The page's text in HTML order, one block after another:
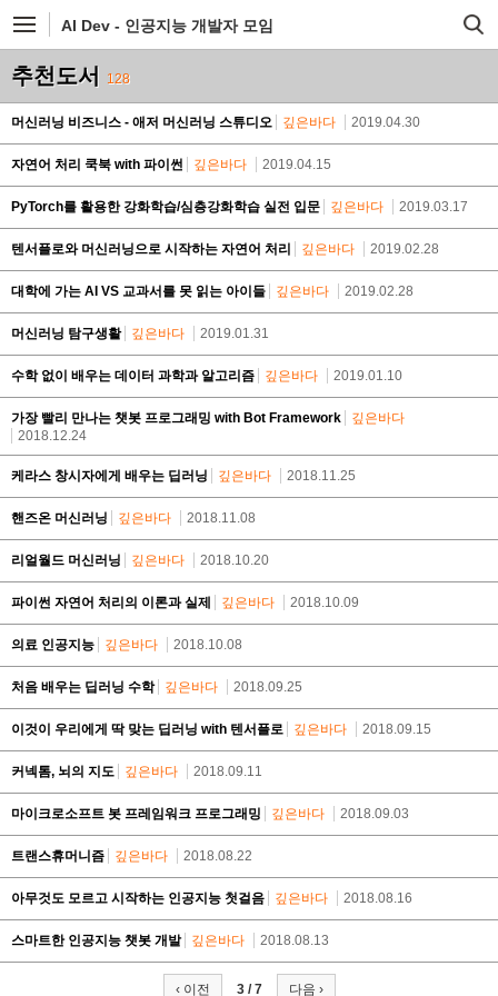
AI Dev - 인공지능 개발자 모임
추천도서 128
머신러닝 비즈니스 - 애저 머신러닝 스튜디오 깊은바다 2019.04.30
자연어 처리 쿡북 with 파이썬 깊은바다 2019.04.15
PyTorch를 활용한 강화학습/심층강화학습 실전 입문 깊은바다 2019.03.17
텐서플로와 머신러닝으로 시작하는 자연어 처리 깊은바다 2019.02.28
대학에 가는 AI VS 교과서를 못 읽는 아이들 깊은바다 2019.02.28
머신러닝 탐구생활 깊은바다 2019.01.31
수학 없이 배우는 데이터 과학과 알고리즘 깊은바다 2019.01.10
가장 빨리 만나는 챗봇 프로그래밍 with Bot Framework
깊은바다
2018.12.24
케라스 창시자에게 배우는 딥러닝 깊은바다 2018.11.25
핸즈온 머신러닝 깊은바다 2018.11.08
리얼월드 머신러닝 깊은바다 2018.10.20
파이썬 자연어 처리의 이론과 실제 깊은바다 2018.10.09
의료 인공지능 깊은바다 2018.10.08
처음 배우는 딥러닝 수학 깊은바다 2018.09.25
이것이 우리에게 딱 맞는 딥러닝 with 텐서플로 깊은바다 2018.09.15
커넥톰, 뇌의 지도 깊은바다 2018.09.11
마이크로소프트 봇 프레임워크 프로그래밍 깊은바다 2018.09.03
트랜스휴머니즘 깊은바다 2018.08.22
아무것도 모르고 시작하는 인공지능 첫걸음 깊은바다 2018.08.16
스마트한 인공지능 챗봇 개발 깊은바다 2018.08.13
‹ 이전 3 / 7 다음 ›